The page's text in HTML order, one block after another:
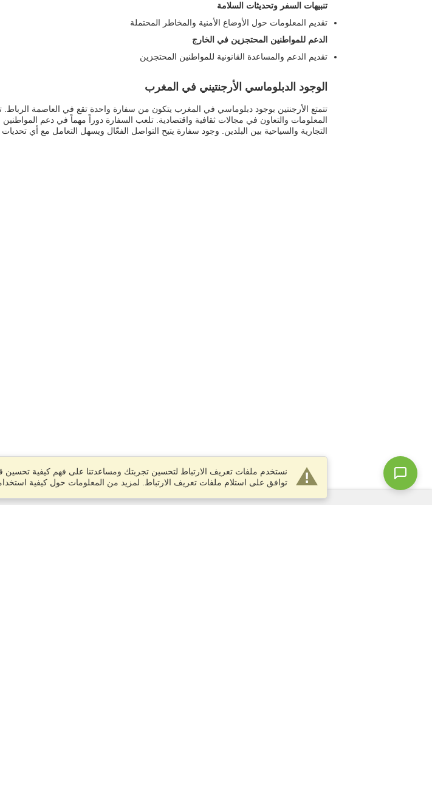
تنبيهات السفر وتحديثات السلامة
تقديم المعلومات حول الأوضاع الأمنية والمخاطر المحتملة
الدعم للمواطنين المحتجزين في الخارج
تقديم الدعم والمساعدة القانونية للمواطنين المحتجزين
الوجود الدبلوماسي الأرجنتيني في المغرب
تتمتع الأرجنتين بوجود دبلوماسي في المغرب يتكون من سفارة واحدة تقع في العاصمة الرباط.
المعلومات والتعاون في مجالات ثقافية واقتصادية. تلعب السفارة دوراً مهماً في دعم المواطنين
التجارية والسياحية بين البلدين. وجود سفارة يتيح التواصل الفعّال ويسهل التعامل مع أي تحديات
نستخدم ملفات تعريف الارتباط لتحسين تجربتك ومساعدتنا على فهم كيفية تحسين
توافق على استلام ملفات تعريف الارتباط. لمزيد من المعلومات حول كيفية